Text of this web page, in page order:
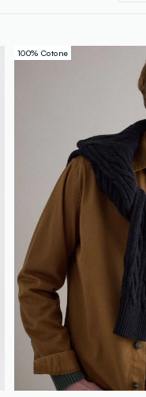
100% Cotone